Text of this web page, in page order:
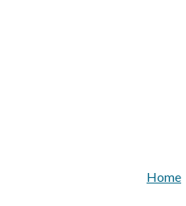
Home